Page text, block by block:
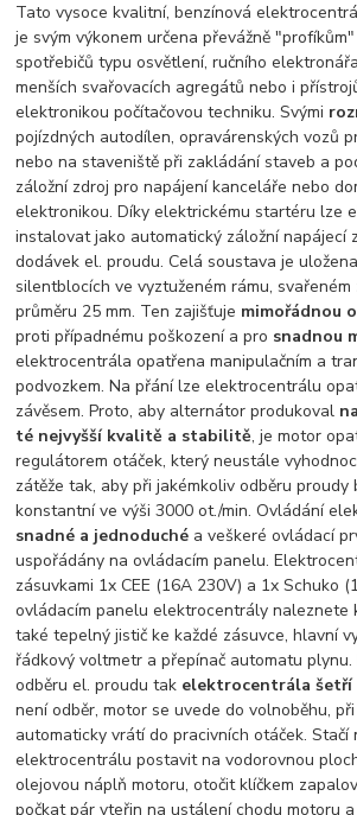
Tato vysoce kvalitní, benzínová
je svým výkonem určena převážně
spotřebičů typu osvětlení, ručního
menších svařovacích agregátů nebo i
elektronikou počítačovou techniku. Svými
pojízdných autodílen, opravárenských vozů
nebo na staveniště při zakládání staveb a
záložní zdroj pro napájení kanceláře nebo
elektronikou. Díky elektrickému startéru lze
instalovat jako automatický záložní napájecí
dodávek el. proudu. Celá soustava je
silentblocích ve vyztuženém rámu,
průměru 25 mm. Ten zajišťuje mimořádnou
proti případnému poškození a pro snadnou
elektrocentrála opatřena manipulačním a
podvozkem. Na přání lze elektrocentrálu
závěsem. Proto, aby alternátor produkoval
té nejvyšší kvalitě a stabilitě, je motor
regulátorem otáček, který neustále
zátěže tak, aby při jakémkoliv odběru proudy
konstantní ve výši 3000 ot./min. Ovládání
snadné a jednoduché a veškeré ovládací
uspořádány na ovládacím panelu.
zásuvkami 1x CEE (16A 230V) a 1x Schuko
ovládacím panelu elektrocentrály naleznete
také tepelný jistič ke každé zásuvce, hlavní
řádkový voltmetr a přepínač automatu plynu.
odběru el. proudu tak elektrocentrála šetří
není odběr, motor se uvede do volnoběhu,
automaticky vrátí do pracivních otáček. Stačí
elektrocentrálu postavit na vodorovnou
olejovou náplň motoru, otočit klíčkem
počkat pár vteřin na ustálení chodu motoru